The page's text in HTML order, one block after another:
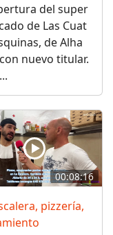
del super
de Las Cuat
de Alha
nuevo titular.
00:08:16
pizzería,